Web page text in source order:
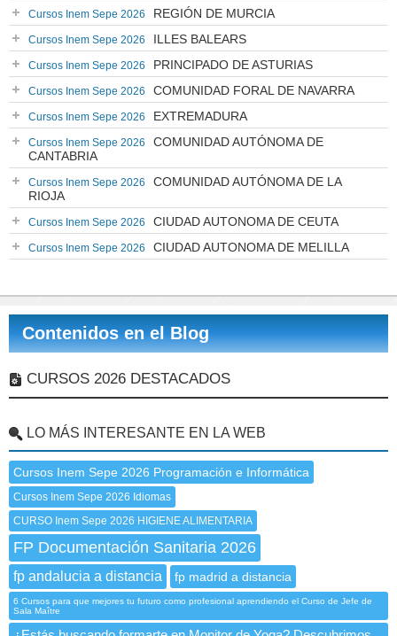
Cursos Inem Sepe 2026 REGIÓN DE MURCIA
Cursos Inem Sepe 2026 ILLES BALEARS
Cursos Inem Sepe 2026 PRINCIPADO DE ASTURIAS
Cursos Inem Sepe 2026 COMUNIDAD FORAL DE NAVARRA
Cursos Inem Sepe 2026 EXTREMADURA
Cursos Inem Sepe 2026
COMUNIDAD AUTÓNOMA DE
CANTABRIA
Cursos Inem Sepe 2026
COMUNIDAD AUTÓNOMA DE LA
RIOJA
Cursos Inem Sepe 2026 CIUDAD AUTONOMA DE CEUTA
Cursos Inem Sepe 2026 CIUDAD AUTONOMA DE MELILLA
Contenidos en el Blog
CURSOS 2026 DESTACADOS
LO MÁS INTERESANTE EN LA WEB
Cursos Inem Sepe 2026 Programación e Informática
Cursos Inem Sepe 2026 Idiomas
CURSO Inem Sepe 2026 HIGIENE ALIMENTARIA
FP Documentación Sanitaria 2026
fp andalucia a distancia fp madrid a distancia
6 Cursos para que mejores tu futuro como profesional aprendiendo el Curso de Jefe de
Sala Maître